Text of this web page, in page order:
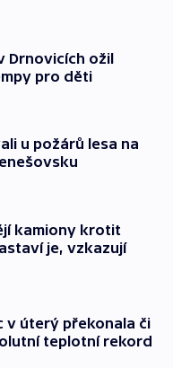
Drnovicích ožil
pro děti
u požárů lesa na
kamiony krotit
je, vzkazují
v úterý překonala či
teplotní rekord